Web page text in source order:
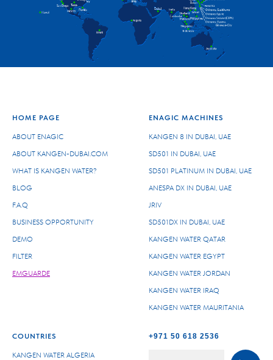
HOME PAGE
ABOUT ENAGIC
ABOUT KANGEN-DUBAI.COM
WHAT IS KANGEN WATER?
BLOG
F.A.Q
BUSINESS OPPORTUNITY
DEMO
FILTER
EMGUARDE
ENAGIC MACHINES
KANGEN 8 IN DUBAI, UAE
SD501 IN DUBAI, UAE
SD501 PLATINUM IN DUBAI, UAE
ANESPA DX IN DUBAI, UAE
JRIV
SD501DX IN DUBAI, UAE
KANGEN WATER QATAR
KANGEN WATER EGYPT
KANGEN WATER JORDAN
KANGEN WATER IRAQ
KANGEN WATER MAURITANIA
COUNTRIES
KANGEN WATER ALGERIA
+971 50 618 2536